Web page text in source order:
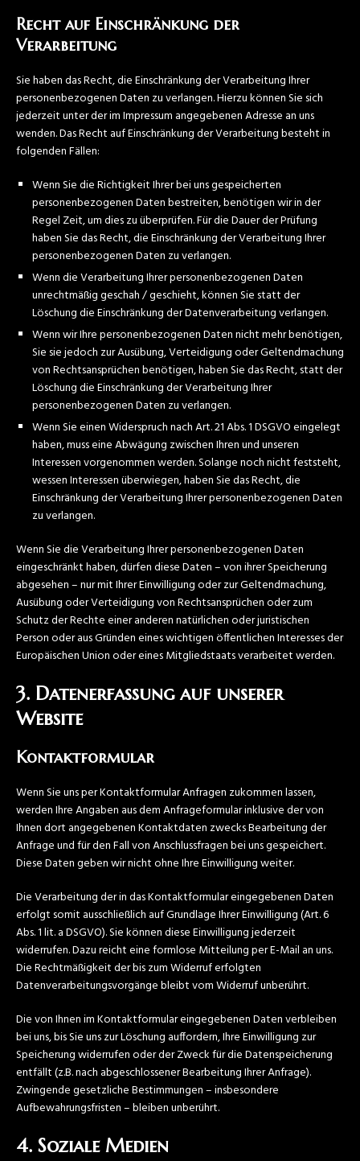
Recht auf Einschränkung der
Verarbeitung
Sie haben das Recht, die Einschränkung der Verarbeitung Ihrer
personenbezogenen Daten zu verlangen. Hierzu können Sie sich
jederzeit unter der im Impressum angegebenen Adresse an uns
wenden. Das Recht auf Einschränkung der Verarbeitung besteht in
folgenden Fällen:
Wenn Sie die Richtigkeit Ihrer bei uns gespeicherten
personenbezogenen Daten bestreiten, benötigen wir in der
Regel Zeit, um dies zu überprüfen. Für die Dauer der Prüfung
haben Sie das Recht, die Einschränkung der Verarbeitung Ihrer
personenbezogenen Daten zu verlangen.
Wenn die Verarbeitung Ihrer personenbezogenen Daten
unrechtmäßig geschah / geschieht, können Sie statt der
Löschung die Einschränkung der Datenverarbeitung verlangen.
Wenn wir Ihre personenbezogenen Daten nicht mehr benötigen,
Sie sie jedoch zur Ausübung, Verteidigung oder Geltendmachung
von Rechtsansprüchen benötigen, haben Sie das Recht, statt der
Löschung die Einschränkung der Verarbeitung Ihrer
personenbezogenen Daten zu verlangen.
Wenn Sie einen Widerspruch nach Art. 21 Abs. 1 DSGVO eingelegt
haben, muss eine Abwägung zwischen Ihren und unseren
Interessen vorgenommen werden. Solange noch nicht feststeht,
wessen Interessen überwiegen, haben Sie das Recht, die
Einschränkung der Verarbeitung Ihrer personenbezogenen Daten
zu verlangen.
Wenn Sie die Verarbeitung Ihrer personenbezogenen Daten
eingeschränkt haben, dürfen diese Daten – von ihrer Speicherung
abgesehen – nur mit Ihrer Einwilligung oder zur Geltendmachung,
Ausübung oder Verteidigung von Rechtsansprüchen oder zum
Schutz der Rechte einer anderen natürlichen oder juristischen
Person oder aus Gründen eines wichtigen öffentlichen Interesses der
Europäischen Union oder eines Mitgliedstaats verarbeitet werden.
3. Datenerfassung auf unserer
Website
Kontaktformular
Wenn Sie uns per Kontaktformular Anfragen zukommen lassen,
werden Ihre Angaben aus dem Anfrageformular inklusive der von
Ihnen dort angegebenen Kontaktdaten zwecks Bearbeitung der
Anfrage und für den Fall von Anschlussfragen bei uns gespeichert.
Diese Daten geben wir nicht ohne Ihre Einwilligung weiter.
Die Verarbeitung der in das Kontaktformular eingegebenen Daten
erfolgt somit ausschließlich auf Grundlage Ihrer Einwilligung (Art. 6
Abs. 1 lit. a DSGVO). Sie können diese Einwilligung jederzeit
widerrufen. Dazu reicht eine formlose Mitteilung per E-Mail an uns.
Die Rechtmäßigkeit der bis zum Widerruf erfolgten
Datenverarbeitungsvorgänge bleibt vom Widerruf unberührt.
Die von Ihnen im Kontaktformular eingegebenen Daten verbleiben
bei uns, bis Sie uns zur Löschung auffordern, Ihre Einwilligung zur
Speicherung widerrufen oder der Zweck für die Datenspeicherung
entfällt (z.B. nach abgeschlossener Bearbeitung Ihrer Anfrage).
Zwingende gesetzliche Bestimmungen – insbesondere
Aufbewahrungsfristen – bleiben unberührt.
4. Soziale Medien